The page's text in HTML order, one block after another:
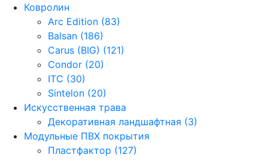
Ковролин
Arc Edition (83)
Balsan (186)
Carus (BIG) (121)
Condor (20)
ITC (30)
Sintelon (20)
Искусственная трава
Декоративная ландшафтная (3)
Модульные ПВХ покрытия
Пластфактор (127)